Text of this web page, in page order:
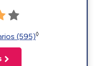
(595)◊